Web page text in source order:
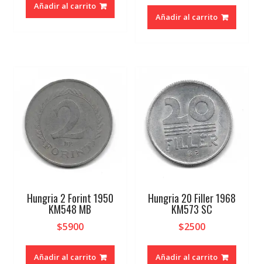
Añadir al carrito
Añadir al carrito
Hungria 2 Forint 1950
KM548 MB
$5900
Añadir al carrito
Hungria 20 Filler 1968
KM573 SC
$2500
Añadir al carrito